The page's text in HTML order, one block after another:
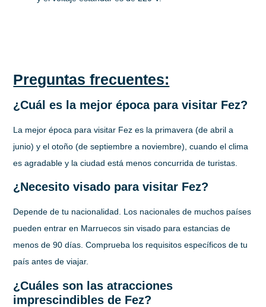
Preguntas frecuentes:
¿Cuál es la mejor época para visitar Fez?
La mejor época para visitar Fez es la primavera (de abril a
junio) y el otoño (de septiembre a noviembre), cuando el clima
es agradable y la ciudad está menos concurrida de turistas.
¿Necesito visado para visitar Fez?
Depende de tu nacionalidad. Los nacionales de muchos países
pueden entrar en Marruecos sin visado para estancias de
menos de 90 días. Comprueba los requisitos específicos de tu
país antes de viajar.
¿Cuáles son las atracciones
imprescindibles de Fez?